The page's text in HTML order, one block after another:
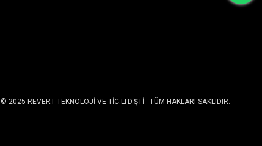
© 2025 REVERT TEKNOLOJİ VE TİC.LTD.ŞTİ - TÜM HAKLARI SAKLIDIR.